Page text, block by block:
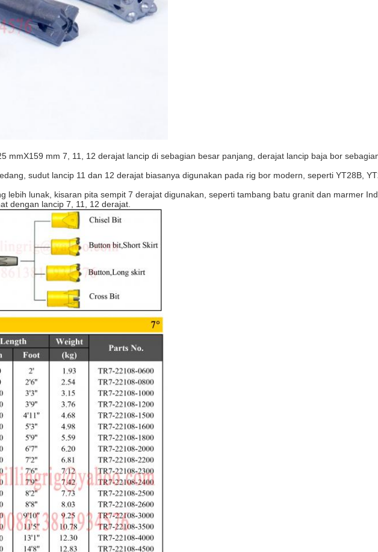
mmX159 mm 7, 11, 12 derajat lancip di sebagian besar panjang, derajat lancip baja bor
sudut lancip 11 dan 12 derajat biasanya digunakan pada rig bor modern, seperti YT28B,
lebih lunak, kisaran pita sempit 7 derajat digunakan, seperti tambang batu granit dan marmer
dengan lancip 7, 11, 12 derajat.